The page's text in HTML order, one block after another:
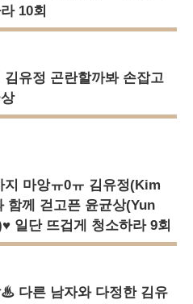
10회
김유정 곤란할까봐 손잡고
지 마앙ㅠ0ㅠ 김유정(Kim
함께 걷고픈 윤균상(Yun
일단 뜨겁게 청소하라 9회
다른 남자와 다정한 김유